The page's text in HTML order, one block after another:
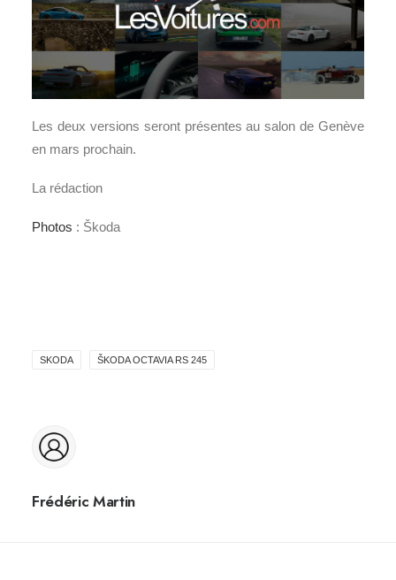
Les deux versions seront présentes au salon de Genève
en mars prochain.
La rédaction
Photos : Škoda
SKODA ŠKODA OCTAVIA RS 245
Frédéric Martin